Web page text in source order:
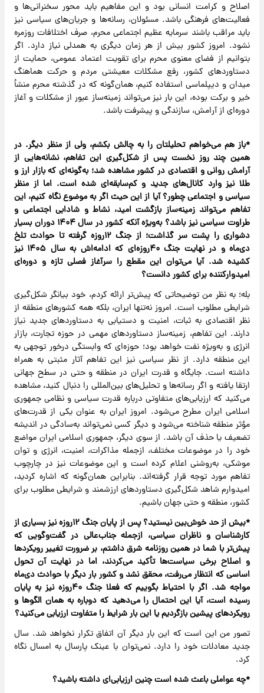
اصلاح و کرامت انسانی بود و این مفاهیم باید محور سخنرانی‌ها و
فعالیت‌های فرهنگی باشد. مسئولان، رسانه‌ها و جریان‌های سیاسی نیز
باید مراقب باشند ‌سرمایه عظیم اجتماعی محرم، صرف اختلافات روزمره
نشود. امروز کشور بیش از هر زمان دیگری به همدلی نیاز دارد. اگر
بتوانیم از فضای معنوی محرم برای تقویت اعتماد عمومی، حمایت از
دستاوردهای کشور، رفع مشکلات معیشتی مردم و حرکت هماهنگ
میدان و دیپلماسی استفاده کنیم، همان‌گونه که در گذشته محرم منشأ
خیر و برکت بوده، این بار نیز می‌تواند زمینه‌ساز عبور از مشکلات و آغاز
دوره‌ای از آرامش، سازندگی و پیشرفت باشد.
‌*باز هم می‌خواهم تحلیلتان را به چالش بکشم، ولی از منظر دیگر. در
همین چند روز نخست پس از شکل‌گیری این تفاهم، نشانه‌هایی از
آرامش روانی و اقتصادی در کشور مشاهده شد؛ به‌گونه‌ای که بازار ارز و
طلا نیز وارد کانال‌های جدید و کم‌سابقه‌ای شده است. اما‌ از منظر
سیاسی و اجتماعی چطور؟ آیا از این حیث اگر به موضوع نگاه کنیم، این
تفاهم می‌تواند زمینه‌ساز بازگشت امید، نشاط و شادابی اجتماعی و
طراوت سیاسی نیز باشد؟ به‌ویژه آنکه کشور در سال ۱۴۰۴ دوران بسیار
دشواری را پشت سر گذاشت؛ از جنگ ۱۲‌روزه گرفته تا حوادث تلخ
دی‌ماه و در نهایت جنگ ۴۰‌روزه‌ای که ادامه‌اش به سال ۱۴۰۵ نیز
کشیده شد. آیا می‌توان این مقطع را سرآغاز فصلی تازه و دوره‌ای
امیدوارکننده برای کشور دانست؟
بله؛ به نظر من توضیحاتی که پیش‌تر ارائه کردم، خود بیانگر شکل‌گیری
شرایطی مطلوب است. امروز نه‌تنها ایران، بلکه همه کشورهای منطقه از
نظر اقتصادی به ثبات، امنیت و دستیابی به دستاوردهای جدید نیاز
دارند. این تفاهم، زمینه‌ساز دستاوردهای مهمی در حوزه تجارت، بازار
انرژی و به‌ویژه نفت خواهد بود؛ حوزه‌ای که وابستگی درخور توجهی به
این منطقه دارد. از نظر سیاسی نیز این تفاهم آثار مثبتی به همراه
داشته است. جایگاه و قدرت ایران در منطقه و حتی در سطح جهانی
ارتقا یافته و اگر رسانه‌ها و تحلیل‌های بین‌المللی را دنبال کنید، مشاهده
می‌کنید که ارزیابی‌های متفاوتی درباره قدرت سیاسی و نظامی جمهوری
اسلامی ایران مطرح می‌شود. امروز ایران به‌ عنوان یکی از قدرت‌های
مؤثر منطقه شناخته می‌شود و دیگر کسی نمی‌تواند به‌سادگی در اندیشه
تضعیف یا حذف آن باشد. از سوی دیگر، جمهوری اسلامی ایران مواضع
خود را در موضوعات مختلف، از‌جمله مذاکرات، امنیت، انرژی و توان
موشکی، به‌روشنی اعلام کرده است و این موضوعات نیز در چارچوب
تفاهم مورد توجه قرار گرفته‌اند. بنابراین همان‌گونه که اشاره کردید،
امیدوارم شاهد شکل‌گیری دستاوردهای ارزشمند و شرایطی مطلوب برای
کشور، منطقه و حتی جهان باشیم.
‌*بیش از حد خوش‌بین نیستید؟ پس از پایان جنگ ۱۲‌روزه نیز بسیاری از
کارشناسان و ناظران سیاسی، از‌جمله جناب‌عالی در گفت‌وگویی که
پیش‌تر با شما در همین روزنامه ‌شرق‌ داشتم، بر ضرورت تغییر رویکردها
و اصلاح برخی سیاست‌ها تأکید می‌کردند، اما در نهایت آن تحول
اساسی که انتظار می‌رفت، محقق نشد و کشور بار دیگر با حوادث دی‌ماه
مواجه شد. اگر با احتیاط بگوییم که فعلا جنگ ۴۰‌روزه نیز به پایان
رسیده است، آیا این احتمال را می‌دهید که دوباره به همان الگوها و
رویکردهای پیشین بازگردیم یا این بار شرایط را متفاوت ارزیابی می‌کنید؟
تصور من این است که این بار دیگر آن اتفاق تکرار نخواهد شد. سال
جدید معادلات خود را دارد. نمی‌توان با عینک پارسال به امسال نگاه
کرد.
‌*چه عواملی باعث شده است‌ چنین ارزیابی‌ای داشته باشید؟